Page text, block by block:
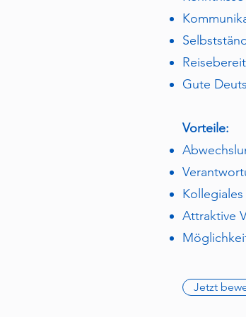
Gute
Vorteile:
Attraktive
Jetzt